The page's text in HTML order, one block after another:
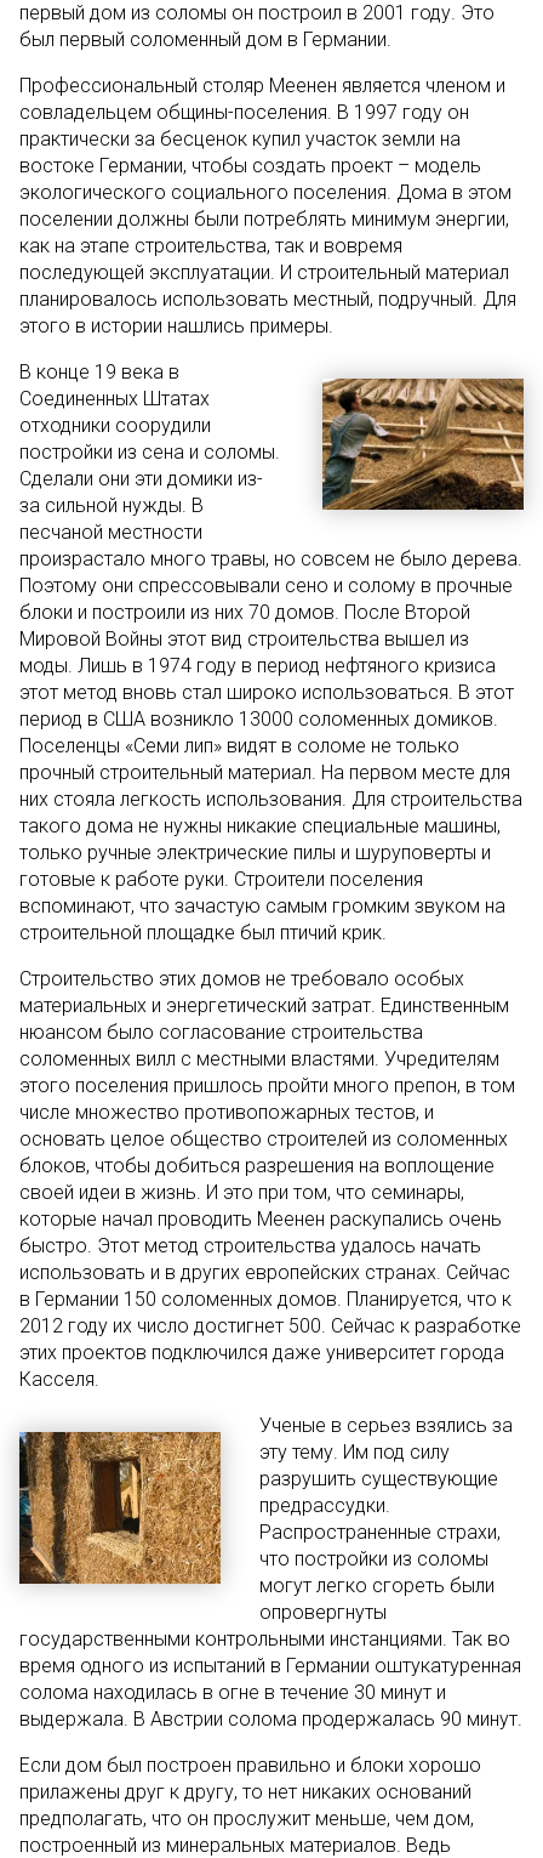
первый дом из соломы он построил в 2001 году. Это
был первый соломенный дом в Германии.
Профессиональный столяр Меенен является членом и
совладельцем общины-поселения. В 1997 году он
практически за бесценок купил участок земли на
востоке Германии, чтобы создать проект – модель
экологического социального поселения. Дома в этом
поселении должны были потреблять минимум энергии,
как на этапе строительства, так и вовремя
последующей эксплуатации. И строительный материал
планировалось использовать местный, подручный. Для
этого в истории нашлись примеры.
В конце 19 века в
Соединенных Штатах
отходники соорудили
постройки из сена и соломы.
Сделали они эти домики из-
за сильной нужды. В
песчаной местности
произрастало много травы, но совсем не было дерева.
Поэтому они спрессовывали сено и солому в прочные
блоки и построили из них 70 домов. После Второй
Мировой Войны этот вид строительства вышел из
моды. Лишь в 1974 году в период нефтяного кризиса
этот метод вновь стал широко использоваться. В этот
период в США возникло 13000 соломенных домиков.
Поселенцы «Семи лип» видят в соломе не только
прочный строительный материал. На первом месте для
них стояла легкость использования. Для строительства
такого дома не нужны никакие специальные машины,
только ручные электрические пилы и шуруповерты и
готовые к работе руки. Строители поселения
вспоминают, что зачастую самым громким звуком на
строительной площадке был птичий крик.
Строительство этих домов не требовало особых
материальных и энергетический затрат. Единственным
нюансом было согласование строительства
соломенных вилл с местными властями. Учредителям
этого поселения пришлось пройти много препон, в том
числе множество противопожарных тестов, и
основать целое общество строителей из соломенных
блоков, чтобы добиться разрешения на воплощение
своей идеи в жизнь. И это при том, что семинары,
которые начал проводить Меенен раскупались очень
быстро. Этот метод строительства удалось начать
использовать и в других европейских странах. Сейчас
в Германии 150 соломенных домов. Планируется, что к
2012 году их число достигнет 500. Сейчас к разработке
этих проектов подключился даже университет города
Касселя.
Ученые в серьез взялись за
эту тему. Им под силу
разрушить существующие
предрассудки.
Распространенные страхи,
что постройки из соломы
могут легко сгореть были
опровергнуты
государственными контрольными инстанциями. Так во
время одного из испытаний в Германии оштукатуренная
солома находилась в огне в течение 30 минут и
выдержала. В Австрии солома продержалась 90 минут.
Если дом был построен правильно и блоки хорошо
прилажены друг к другу, то нет никаких оснований
предполагать, что он прослужит меньше, чем дом,
построенный из минеральных материалов. Ведь